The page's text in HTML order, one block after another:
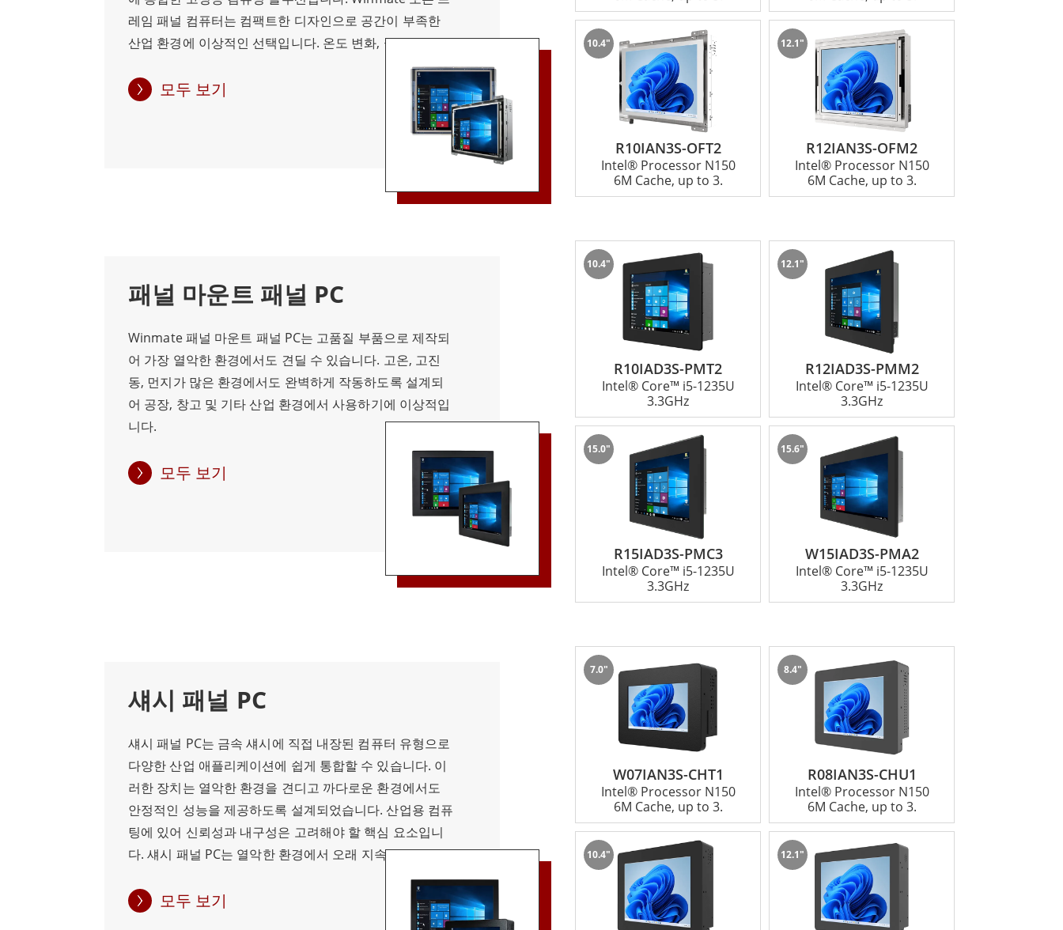
레임 패널 컴퓨터는 컴팩트한 디자인으로 공간이 부족한
산업 환경에 이상적인 선택입니다. 온도 변화, 극심한 더위
또는 추위, 물과 습기, 먼지, 기름, 충격, 진동 등 열악한 산
업 환경을 견딜 수 있도록 제작되었습니다.
모두 보기
R10IAN3S-OFT2
10.4"
Intel® Processor N150
6M Cache, up to 3.
R12IAN3S-OFM2
12.1"
Intel® Processor N150
6M Cache, up to 3.
패널 마운트 패널 PC
Winmate 패널 마운트 패널 PC는 고품질 부품으로 제작되
어 가장 열악한 환경에서도 견딜 수 있습니다. 고온, 고진
동, 먼지가 많은 환경에서도 완벽하게 작동하도록 설계되
어 공장, 창고 및 기타 산업 환경에서 사용하기에 이상적입
니다.
모두 보기
R10IAD3S-PMT2
10.4"
Intel® Core™ i5-1235U
3.3GHz
R12IAD3S-PMM2
12.1"
Intel® Core™ i5-1235U
3.3GHz
R15IAD3S-PMC3
15.0"
Intel® Core™ i5-1235U
3.3GHz
W15IAD3S-PMA2
15.6"
Intel® Core™ i5-1235U
3.3GHz
섀시 패널 PC
섀시 패널 PC는 금속 섀시에 직접 내장된 컴퓨터 유형으로
다양한 산업 애플리케이션에 쉽게 통합할 수 있습니다. 이
러한 장치는 열악한 환경을 견디고 까다로운 환경에서도
안정적인 성능을 제공하도록 설계되었습니다. 산업용 컴퓨
팅에 있어 신뢰성과 내구성은 고려해야 할 핵심 요소입니
다. 섀시 패널 PC는 열악한 환경에서 오래 지속되는 성능을
제공하도록 특별히 설계되어 제조, 운송, 자동화와 같은 산
업에 이상적인 솔루션입니다. 섀시 패널 PC의 주요 장점 중
하나는 견고한 구조입니다. 이러한 장치는 진동, 충격, 극한
모두 보기
W07IAN3S-CHT1
7.0"
Intel® Processor N150
6M Cache, up to 3.
R08IAN3S-CHU1
8.4"
Intel® Processor N150
6M Cache, up to 3.
10.4" 12.1"